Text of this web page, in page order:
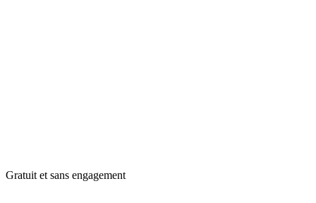
Gratuit et sans engagement